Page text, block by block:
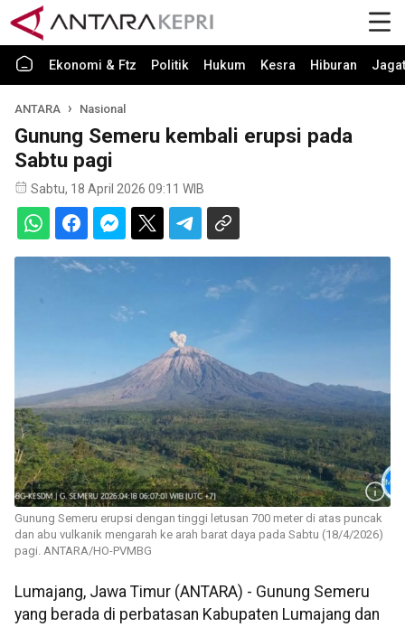
Ekonomi & Ftz Politik Hukum Kesra Hiburan Jagat
ANTARA Nasional
Gunung Semeru kembali erupsi pada
Sabtu pagi
Sabtu, 18 April 2026 09:11 WIB
Gunung Semeru erupsi dengan tinggi letusan 700 meter di atas puncak
dan abu vulkanik mengarah ke arah barat daya pada Sabtu (18/4/2026)
pagi. ANTARA/HO-PVMBG
Lumajang, Jawa Timur (ANTARA) - Gunung Semeru
yang berada di perbatasan Kabupaten Lumajang dan